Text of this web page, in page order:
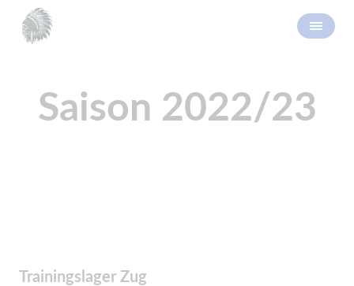
Saison 2022/23
Trainingslager Zug